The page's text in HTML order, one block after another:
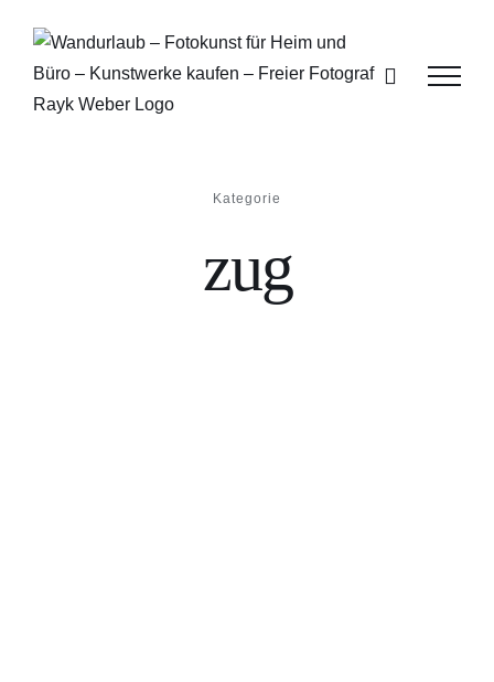
Inhalt
springen
Kategorie
zug